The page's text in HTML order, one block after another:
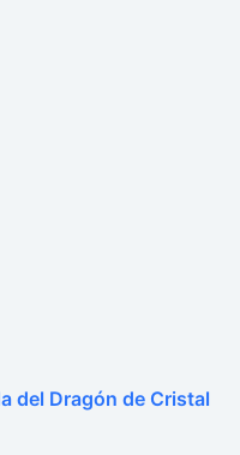
del Dragón de Cristal